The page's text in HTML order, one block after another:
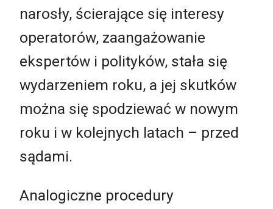
narosły, ścierające się interesy
operatorów, zaangażowanie
ekspertów i polityków, stała się
wydarzeniem roku, a jej skutków
można się spodziewać w nowym
roku i w kolejnych latach – przed
sądami.
Analogiczne procedury